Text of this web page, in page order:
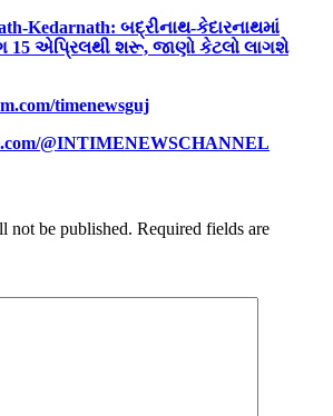
Kedarnath: બદ્રીનાથ-કેદારનાથમાં
એપ્રિલથી શરૂ, જાણો કેટલો લાગશે
timenewsguj
@INTIMENEWSCHANNEL
not be published. Required fields are